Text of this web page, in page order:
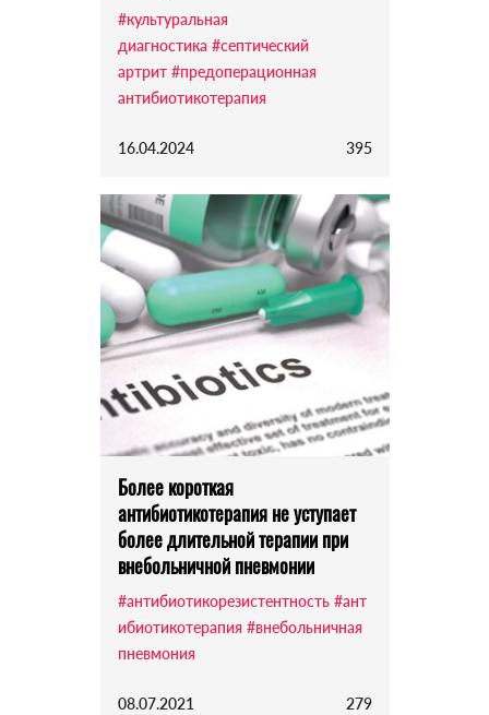
#культуральная
диагностика #септический
артрит #предоперационная
антибиотикотерапия
16.04.2024 395
Более короткая
антибиотикотерапия не уступает
более длительной терапии при
внебольничной пневмонии
#антибиотикорезистентность #ант
ибиотикотерапия #внебольничная
пневмония
08.07.2021 279